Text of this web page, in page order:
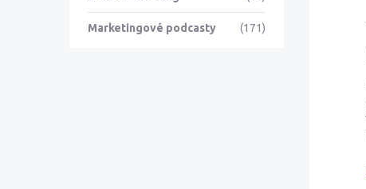
Marketingové podcasty (171)